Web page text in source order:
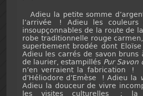
Adieu la petite somme
l’arrivée ! Adieu les
insoupçonnables de la route de
robe traditionnelle rouge
superbement brodée dont
Adieu les carrés de savon bruns
de laurier, estampillés Pur Savon
n’en verraient la fabrication !
d’Héliodore d’Emèse ! Adieu la
Adieu la douceur de vivre
les visites culturelles ; la